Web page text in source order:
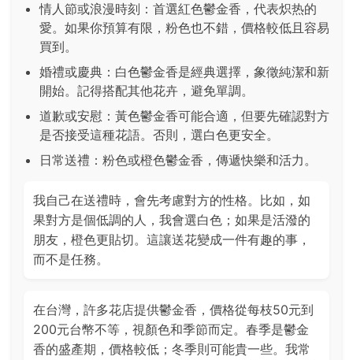
情人節或浪漫時刻：首選紅色鬱金香，代表炽热的
愛。如果你預算有限，粉色也不錯，價格較低且容易
買到。
婚禮或慶典：白色鬱金香是經典選擇，象徵純潔和新
開始。記得搭配其他花卉，避免單調。
道歉或安慰：黃色鬱金香可能合適，但要先確認對方
是否接受這種花語。否則，選白色更安全。
日常送禮：粉色或橙色鬱金香，傳遞快樂和活力。
我自己在送禮時，會先考慮對方的性格。比如，如
果對方是個低調的人，我會選白色；如果是活潑的
朋友，橙色更貼切。這讓送花變成一件有趣的事，
而不是任務。
在台灣，許多花店提供鬱金香，價格從每枝50元到
200元台幣不等，視顏色和季節而定。春季是鬱金
香的盛產期，價格較低；冬季則可能貴一些。我常